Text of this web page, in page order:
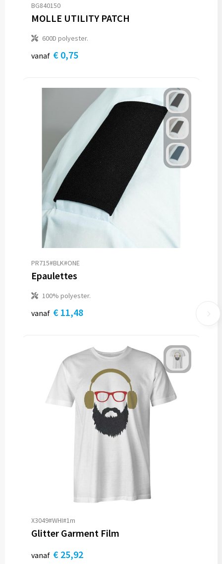
BG840150
MOLLE UTILITY PATCH
600D polyester.
vanaf € 0,75
PR715#BLK#ONE
Epaulettes
100% polyester.
vanaf € 11,48
X3049#WHI#1m
Glitter Garment Film
vanaf € 25,92